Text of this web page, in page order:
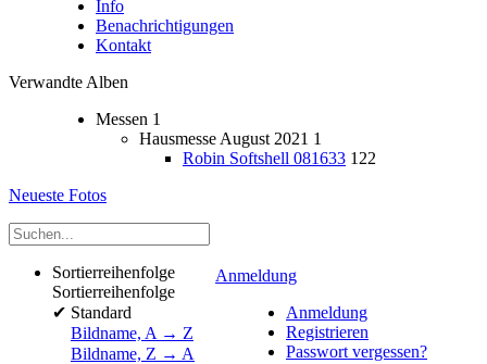
Info
Benachrichtigungen
Kontakt
Verwandte Alben
Messen 1
Hausmesse August 2021 1
Robin Softshell 081633 122
Neueste Fotos
Anmeldung
Anmeldung
Registrieren
Passwort vergessen?
Sortierreihenfolge
Sortierreihenfolge
✔ Standard
Bildname, A → Z
Bildname, Z → A